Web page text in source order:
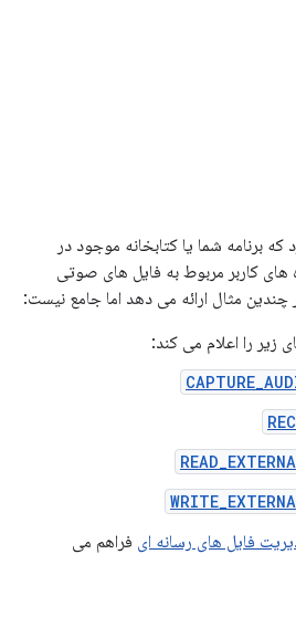
برنامه شما یا کتابخانه موجود در
های کاربر مربوط به فایل های صوتی
مثال ارائه می دهد اما جامع نیست:
زیر را اعلام می کند:
فایل های رسانه ای فراهم می